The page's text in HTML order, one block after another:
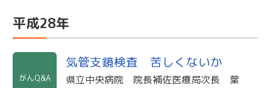
平成28年
がんQ&A
気管支鏡検査 苦しくないか
県立中央病院 院長補佐医療局次長 葉